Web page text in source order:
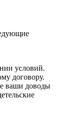
условий.
договору.
ваши доводы